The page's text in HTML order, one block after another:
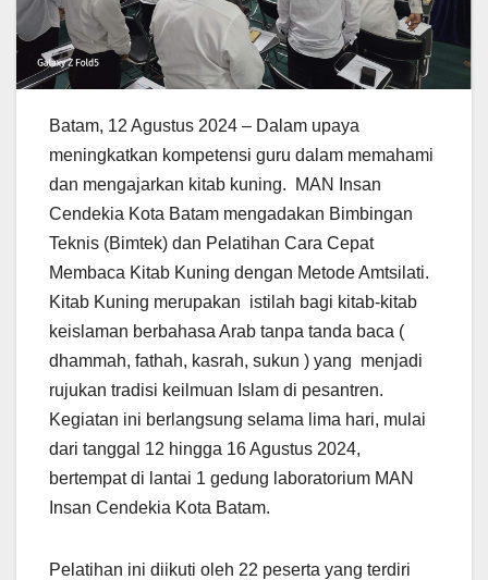
Batam, 12 Agustus 2024 – Dalam upaya
meningkatkan kompetensi guru dalam memahami
dan mengajarkan kitab kuning. MAN Insan
Cendekia Kota Batam mengadakan Bimbingan
Teknis (Bimtek) dan Pelatihan Cara Cepat
Membaca Kitab Kuning dengan Metode Amtsilati.
Kitab Kuning merupakan istilah bagi kitab-kitab
keislaman berbahasa Arab tanpa tanda baca (
dhammah, fathah, kasrah, sukun ) yang menjadi
rujukan tradisi keilmuan Islam di pesantren.
Kegiatan ini berlangsung selama lima hari, mulai
dari tanggal 12 hingga 16 Agustus 2024,
bertempat di lantai 1 gedung laboratorium MAN
Insan Cendekia Kota Batam.
Pelatihan ini diikuti oleh 22 peserta yang terdiri